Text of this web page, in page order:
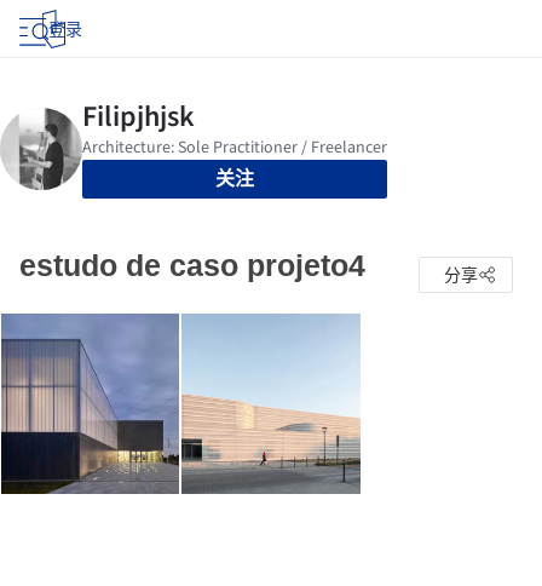
登录
关注
estudo de caso projeto4 分享